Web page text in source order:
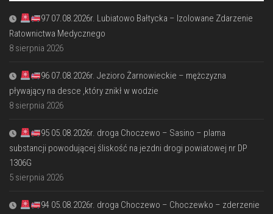
97 07.08.2026r. Lubiatowo Bałtycka – Izolowane Zdarzenie
Ratownictwa Medycznego
8 sierpnia 2026
96 07.08.2026r. Jezioro Żarnowieckie – mężczyzna
pływający na desce ,który znikł w wodzie
8 sierpnia 2026
95 05.08.2026r. droga Choczewo – Sasino – plama
substancji powodującej śliskość na jezdni drogi powiatowej nr DP
1306G
5 sierpnia 2026
94 05.08.2026r. droga Choczewo – Choczewko – zderzenie